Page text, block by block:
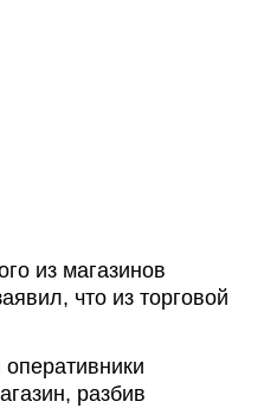
из магазинов
что из торговой
разбив